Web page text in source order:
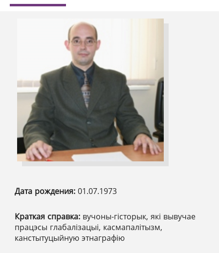
Дата рождения: 01.07.1973
Краткая справка: вучоны-гісторык, які вывучае
працэсы глабалізацыі, касмапалітызм,
канстытуцыйную этнаграфію